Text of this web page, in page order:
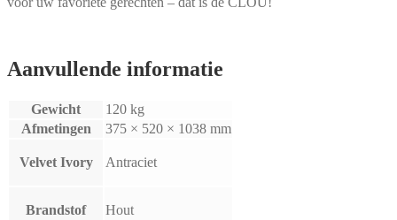
Aanvullende informatie
Gewicht
120 kg
Afmetingen
375 × 520 × 1038 mm
Velvet Ivory Antraciet
Brandstof Hout